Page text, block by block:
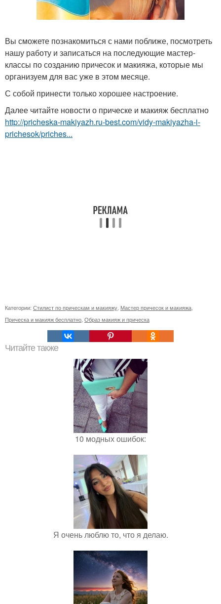
Вы сможете познакомиться с нами поближе, посмотреть
нашу работу и записаться на последующие мастер-
классы по созданию причесок и макияжа, которые мы
организуем для вас уже в этом месяце.
С собой принести только хорошее настроение.
Далее читайте новости о прическе и макияж бесплатно
http://pricheska-makiyazh.ru-best.com/vidy-makiyazha-i-
prichesok/priches...
Категории: Стилист по прическам и макияжу Мастер причесок и макияжа
Прическа и макияж бесплатно Образ макияж и прическа
Читайте также
10 модных ошибок:
Я очень люблю то, что я делаю.